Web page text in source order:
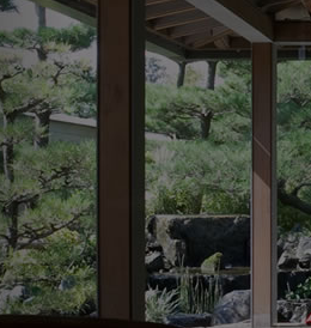
京都吉兆とは
歴代亭主のご紹介
沿革・歴史
会社概要
採用情報